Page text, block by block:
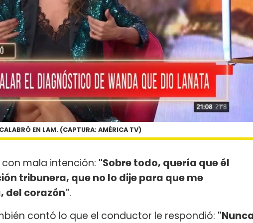
EN LAM. (CAPTURA: AMÉRICA TV)
mala intención: "Sobre todo, quería que él
tribunera, que no lo dije para que me
del corazón".
contó lo que el conductor le respondió: